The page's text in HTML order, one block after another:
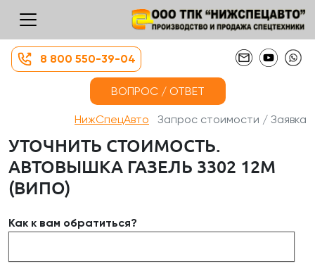
8 800 550-39-04
ВОПРОС / ОТВЕТ
НижСпецАвто Запрос стоимости / Заявка
УТОЧНИТЬ СТОИМОСТЬ.
АВТОВЫШКА ГАЗЕЛЬ 3302 12М
(ВИПО)
Как к вам обратиться?